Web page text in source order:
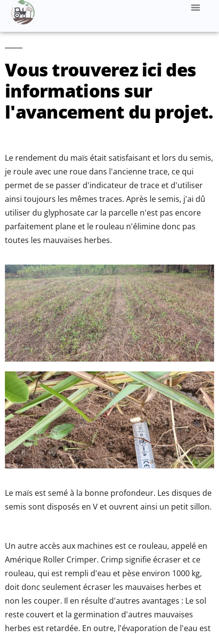
Vous trouverez ici des
informations sur
l'avancement du projet.
Le rendement du maïs était satisfaisant et lors du semis,
je roule avec une roue dans l'ancienne trace, ce qui
permet de se passer d'indicateur de trace et d'utiliser
ainsi toujours les mêmes traces. Après le semis, j'ai dû
utiliser du glyphosate car la parcelle n'est pas encore
parfaitement plane et le rouleau n'élimine donc pas
toutes les mauvaises herbes.
Le maïs est semé à la bonne profondeur. Les disques de
semis sont disposés en V et ouvrent ainsi un petit sillon.
Un autre accès aux machines est ce rouleau, appelé en
Amérique Roller Crimper. Crimp signifie écraser et ce
rouleau, qui est rempli d'eau et pèse environ 1000 kg,
doit donc seulement écraser les mauvaises herbes et
non les couper. Il en résulte d'autres avantages : Le sol
reste couvert et la germination d'autres mauvaises
herbes est retardée. En outre, l'évaporation de l'eau est